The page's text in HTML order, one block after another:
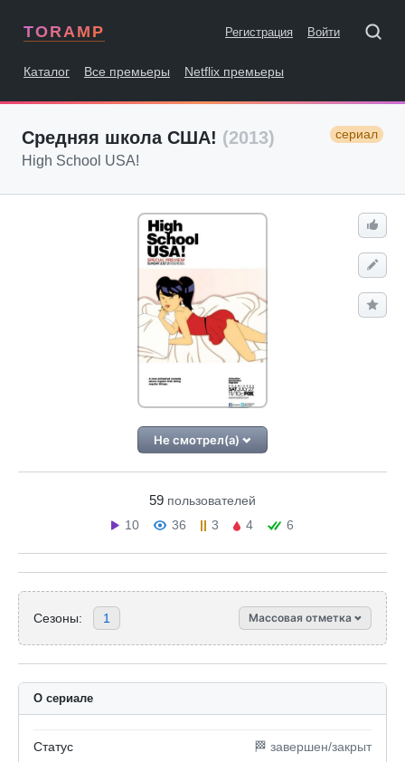
TORAMP Регистрация Войти
Каталог Все премьеры Netflix премьеры
Средняя школа США! (2013) сериал
High School USA!
Не смотрел(а)
59 пользователей
10
36 3 4 6
Сезоны: 1 Массовая отметка
О сериале
Статус 🏁 завершен/закрыт